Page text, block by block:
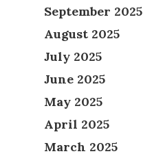
September 2025
August 2025
July 2025
June 2025
May 2025
April 2025
March 2025